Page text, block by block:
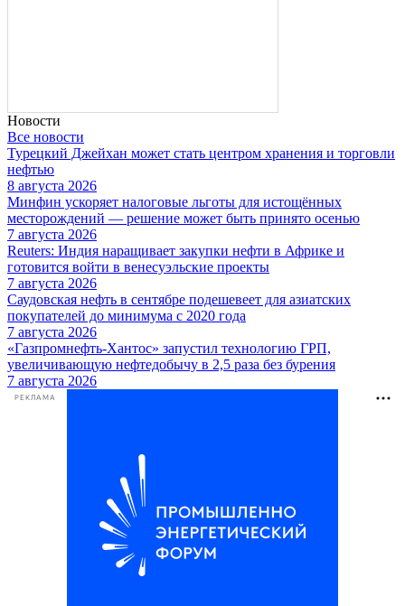
Новости
Все новости
Турецкий Джейхан может стать центром хранения и торговли
нефтью
8 августа 2026
Минфин ускоряет налоговые льготы для истощённых
месторождений — решение может быть принято осенью
7 августа 2026
Reuters: Индия наращивает закупки нефти в Африке и
готовится войти в венесуэльские проекты
7 августа 2026
Саудовская нефть в сентябре подешевеет для азиатских
покупателей до минимума с 2020 года
7 августа 2026
«Газпромнефть-Хантос» запустил технологию ГРП,
увеличивающую нефтедобычу в 2,5 раза без бурения
7 августа 2026
РЕКЛАМА